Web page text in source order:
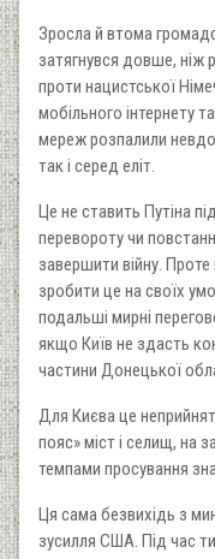
Зросла й втома
затягнувся довше, ніж
проти нацистської
мобільного інтернету
мереж розпалили
так і серед еліт.
Це не ставить Путіна
перевороту чи
завершити війну.
зробити це на своїх
подальші мирні
якщо Київ не здасть
частини Донецької
Для Києва це
пояс» міст і селищ, на
темпами просування
Ця сама безвихідь з
зусилля США. Під час